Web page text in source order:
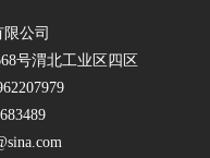
公司
号渭北工业区四区